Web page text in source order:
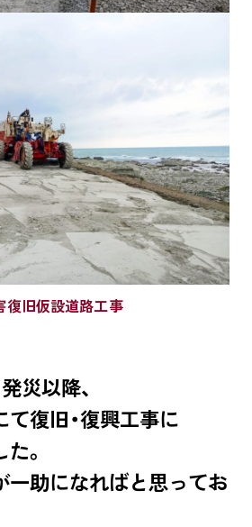
復旧仮設道路工事
災以降、
て復旧・復興工事に
。
一助になればと思ってお